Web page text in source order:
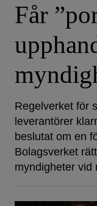
Får
Regelverket för
leverantörer
beslutat om en
Bolagsverket
myndigheter vid